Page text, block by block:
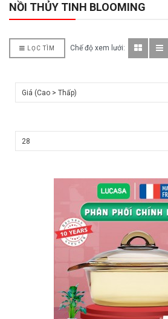
NỒI THỦY TINH BLOOMING
LỌC TÌM Chế độ xem lưới: